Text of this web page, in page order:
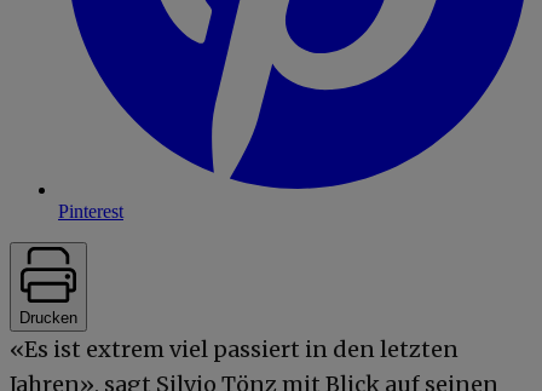
Pinterest
Drucken
«Es ist extrem viel passiert in den letzten
Jahren», sagt Silvio Tönz mit Blick auf seinen